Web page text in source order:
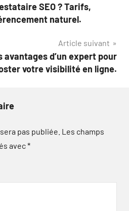
SEO ? Tarifs,
naturel.
Article suivant
avantages d’un expert pour
votre visibilité en ligne.
pas publiée. Les champs
avec*